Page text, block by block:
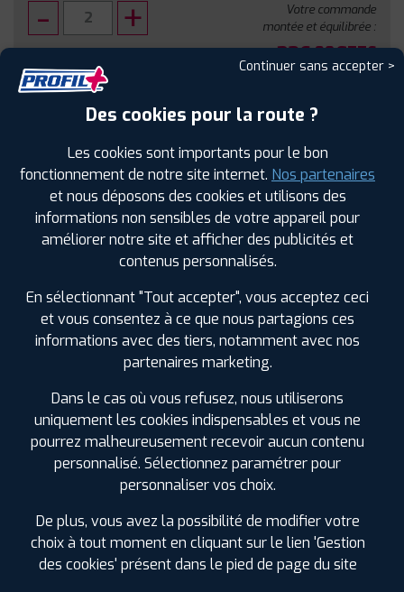
Votre commande
montée et équilibrée :
326.80€TTC
AVIS CLIENTS ÉTIQUETAGE
Étiquetage
Continuer sans accepter >
Des cookies pour la route ?
Les cookies sont importants pour le bon
fonctionnement de notre site internet. Nos partenaires
et nous déposons des cookies et utilisons des
informations non sensibles de votre appareil pour
améliorer notre site et afficher des publicités et
contenus personnalisés.
En sélectionnant "Tout accepter", vous acceptez ceci
et vous consentez à ce que nous partagions ces
informations avec des tiers, notamment avec nos
partenaires marketing.
Dans le cas où vous refusez, nous utiliserons
uniquement les cookies indispensables et vous ne
pourrez malheureusement recevoir aucun contenu
personnalisé. Sélectionnez paramétrer pour
personnaliser vos choix.
De plus, vous avez la possibilité de modifier votre
choix à tout moment en cliquant sur le lien 'Gestion
des cookies' présent dans le pied de page du site